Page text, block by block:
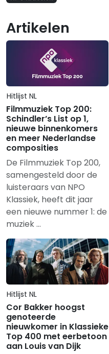
Artikelen
Hitlijst NL
Filmmuziek Top 200:
Schindler’s List op 1,
nieuwe binnenkomers
en meer Nederlandse
composities
De Filmmuziek Top 200,
samengesteld door de
luisteraars van NPO
Klassiek, heeft dit jaar
een nieuwe nummer 1: de
muziek …
Hitlijst NL
Cor Bakker hoogst
genoteerde
nieuwkomer in Klassieke
Top 400 met eerbetoon
aan Louis van Dijk